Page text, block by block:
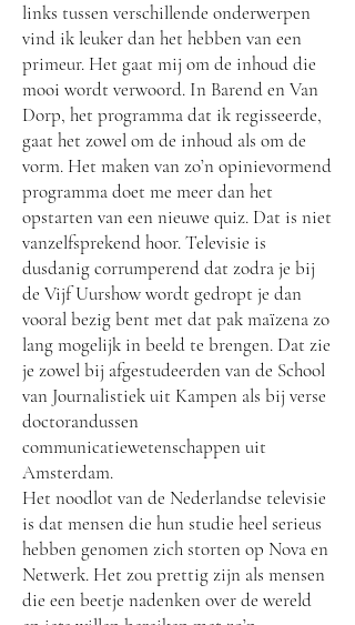
links tussen verschillende onderwerpen
vind ik leuker dan het hebben van een
primeur. Het gaat mij om de inhoud die
mooi wordt verwoord. In Barend en Van
Dorp, het programma dat ik regisseerde,
gaat het zowel om de inhoud als om de
vorm. Het maken van zo’n opinievormend
programma doet me meer dan het
opstarten van een nieuwe quiz. Dat is niet
vanzelfsprekend hoor. Televisie is
dusdanig corrumperend dat zodra je bij
de Vijf Uurshow wordt gedropt je dan
vooral bezig bent met dat pak maïzena zo
lang mogelijk in beeld te brengen. Dat zie
je zowel bij afgestudeerden van de School
van Journalistiek uit Kampen als bij verse
doctorandussen
communicatiewetenschappen uit
Amsterdam.
Het noodlot van de Nederlandse televisie
is dat mensen die hun studie heel serieus
hebben genomen zich storten op Nova en
Netwerk. Het zou prettig zijn als mensen
die een beetje nadenken over de wereld